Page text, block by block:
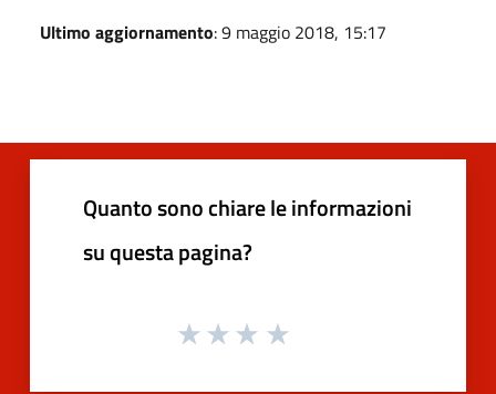
Ultimo aggiornamento: 9 maggio 2018, 15:17
Quanto sono chiare le informazioni
su questa pagina?